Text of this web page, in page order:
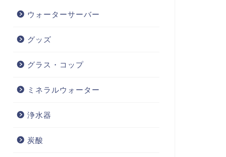
ウォーターサーバー
グッズ
グラス・コップ
ミネラルウォーター
浄水器
炭酸